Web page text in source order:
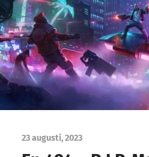
23 augusti, 2023